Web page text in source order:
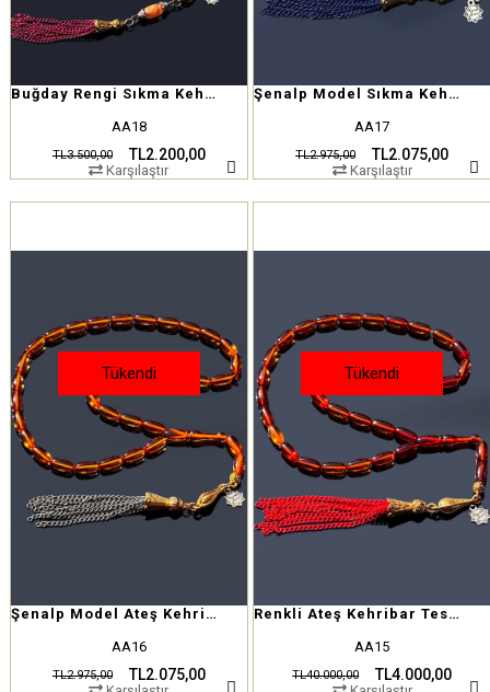
Buğday Rengi Sıkma Kehribar
AA18
TL2.200,00
TL3.500,00
Karşılaştır
Şenalp Model Sıkma Kehribar Tesbih
AA17
TL2.075,00
TL2.975,00
Karşılaştır
Tükendi
Şenalp Model Ateş Kehribar Tesbih
AA16
TL2.075,00
TL2.975,00
Tükendi
Renkli Ateş Kehribar Tesbih
AA15
TL4.000,00
TL40.000,00